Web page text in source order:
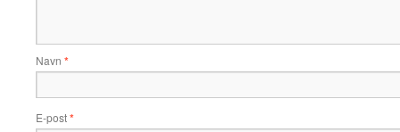
Navn *
E-post*